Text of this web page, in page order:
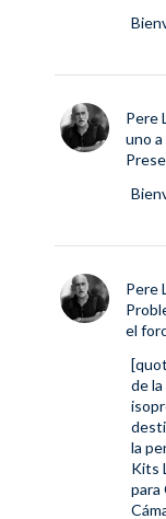
Pere
uno
Pere
el
de
la
Kits
para